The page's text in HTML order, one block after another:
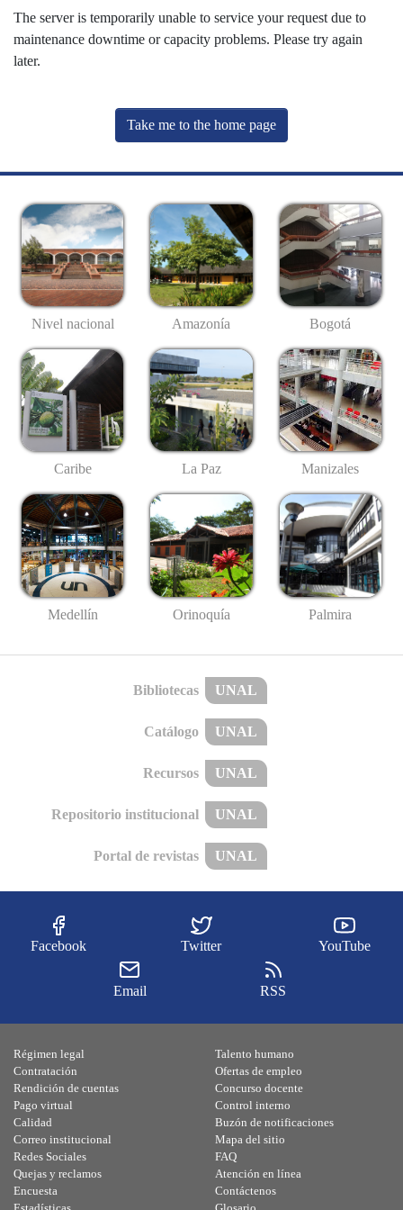
The server is temporarily unable to service your request due to
maintenance downtime or capacity problems. Please try again
later.
Take me to the home page
Nivel nacional Amazonía Bogotá
Caribe La Paz Manizales
Medellín Orinoquía Palmira
Bibliotecas UNAL
Catálogo UNAL
Recursos UNAL
Repositorio institucional UNAL
Portal de revistas UNAL
Facebook Twitter YouTube
Email RSS
Régimen legal
Contratación
Rendición de cuentas
Pago virtual
Calidad
Talento humano
Ofertas de empleo
Concurso docente
Control interno
Buzón de notificaciones
Correo institucional
Redes Sociales
Quejas y reclamos
Encuesta
Mapa del sitio
FAQ
Atención en línea
Contáctenos